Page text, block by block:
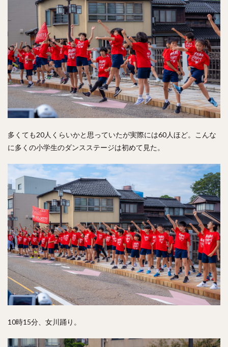
多くても20人くらいかと思っていたが実際には60人ほど。こんな
に多くの小学生のダンスステージは初めて見た。
10時15分、女川踊り。